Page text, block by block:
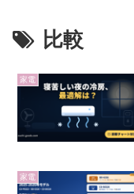
比較
家電
家電